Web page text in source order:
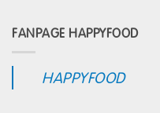
FANPAGE HAPPYFOOD
HAPPYFOOD